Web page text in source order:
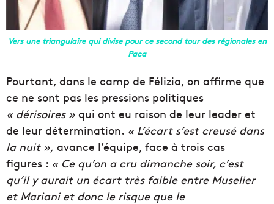
Vers une triangulaire qui divise pour ce second tour des régionales en
Paca
Pourtant, dans le camp de Félizia, on affirme que
ce ne sont pas les pressions politiques
« dérisoires » qui ont eu raison de leur leader et
de leur détermination. « L’écart s’est creusé dans
la nuit », avance l’équipe, face à trois cas
figures : « Ce qu’on a cru dimanche soir, c’est
qu’il y aurait un écart très faible entre Muselier
et Mariani et donc le risque que le